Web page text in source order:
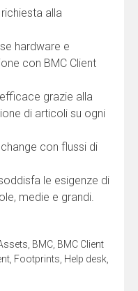
alla
hardware e
con BMC Client
grazie alla
di articoli su ogni
con flussi di
le esigenze di
medie e grandi.
BMC BMC Client
Footprints Help desk